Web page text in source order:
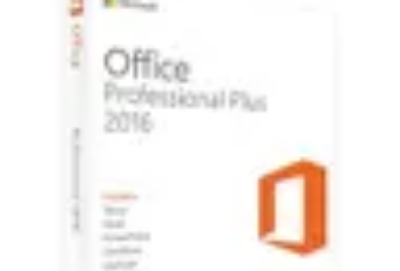
Electro Shopping
Smartphone e Accessori
ElettrodomesticiAspirapolvere
Electro Shopping